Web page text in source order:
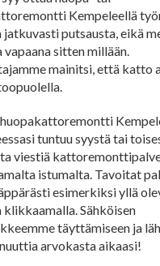
Kempeleellä
putsausta, eikä
vapaana sitten millään.
mainitsi, että katto
tuntuu syystä tai
viestiä
istumalta. Tavoitat
esimerkiksi yllä
Sähköisen
täyttämiseen ja
arvokasta aikaasi!